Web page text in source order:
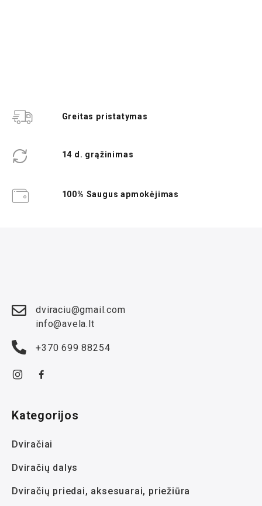
Greitas pristatymas
14 d. grąžinimas
100% Saugus apmokėjimas
dviraciu@gmail.com
info@avela.lt
+370 699 88254
Kategorijos
Dviračiai
Dviračių dalys
Dviračių priedai, aksesuarai, priežiūra